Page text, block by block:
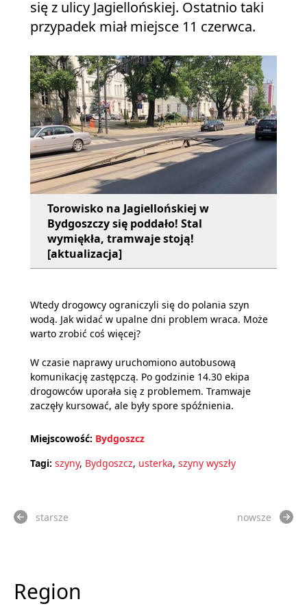
się z ulicy Jagiellońskiej. Ostatnio taki
przypadek miał miejsce 11 czerwca.
Torowisko na Jagiellońskiej w
Bydgoszczy się poddało! Stal
wymiękła, tramwaje stoją!
[aktualizacja]
Wtedy drogowcy ograniczyli się do polania szyn
wodą. Jak widać w upalne dni problem wraca. Może
warto zrobić coś więcej?
W czasie naprawy uruchomiono autobusową
komunikację zastępczą. Po godzinie 14.30 ekipa
drogowców uporała się z problemem. Tramwaje
zaczęły kursować, ale były spore spóźnienia.
Miejscowość: Bydgoszcz
Tagi: szyny, Bydgoszcz, usterka, szyny wyszły
starsze nowsze
Region